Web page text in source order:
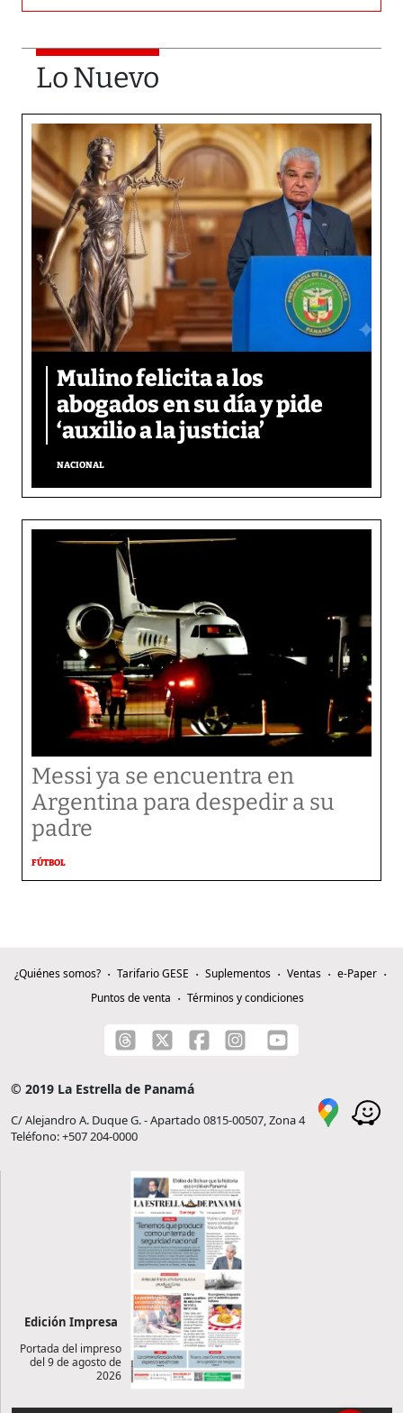
Lo Nuevo
Mulino felicita a los
abogados en su día y pide
‘auxilio a la justicia’
NACIONAL
Messi ya se encuentra en
Argentina para despedir a su
padre
FÚTBOL
¿Quiénes somos? Tarifario GESE Suplementos Ventas
e-Paper
Puntos de venta
Términos y condiciones
© 2019 La Estrella de Panamá
C/ Alejandro A. Duque G. - Apartado 0815-00507, Zona 4
Teléfono: +507 204-0000
Edición Impresa
Portada del impreso
del 9 de agosto de
2026